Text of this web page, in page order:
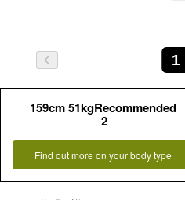
1
159cm 51kgRecommended
2
Find out more on your body type